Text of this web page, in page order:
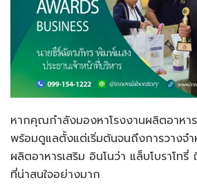
หากคุณกำลังมองหาโรงงานผลิตอาหา
พร้อมดูแลตั้งแต่เริ่มต้นจนถึงการวางจ
ผลิตอาหารเสริม อินโนว่า แล็บโบราโทรี่
ที่น่าสนใจอย่างมาก